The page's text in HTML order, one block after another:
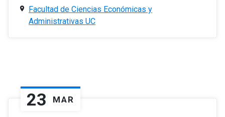
Facultad de Ciencias Económicas y
Administrativas UC
23 MAR